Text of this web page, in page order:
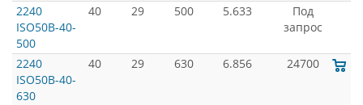
2240
ISO50B-40-
500
40 29 500 5.633
Под
запрос
2240
ISO50B-40-
630
40 29 630 6.856 24700